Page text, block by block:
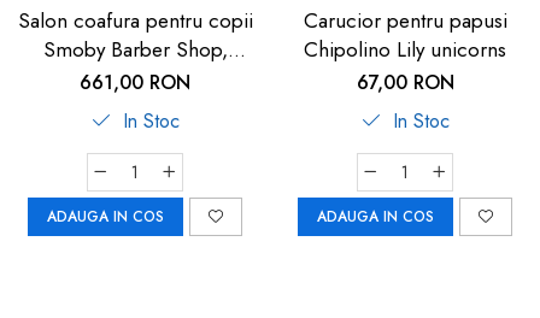
Salon coafura pentru copii
Smoby Barber Shop,
Barber and Cut negru
661,00 RON
In Stoc
ADAUGA IN COS
Carucior pentru papusi
Chipolino Lily unicorns
67,00 RON
In Stoc
ADAUGA IN COS